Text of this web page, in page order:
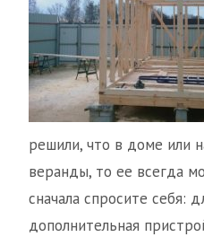
решили, что в доме или
веранды, то ее всегда
сначала спросите себя:
дополнительная